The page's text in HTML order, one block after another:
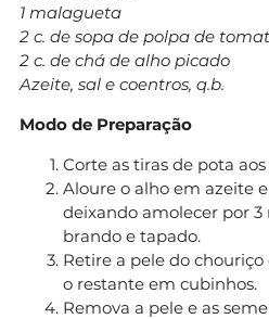
1 malagueta
2 c. de sopa de polpa de
2 c. de chá de alho picado
Azeite, sal e coentros, q.b.
Modo de Preparação
Corte as tiras de pota aos
Aloure o alho em azeite
deixando amolecer por
brando e tapado.
Retire a pele do
o restante em cubinhos.
Remova a pele e as